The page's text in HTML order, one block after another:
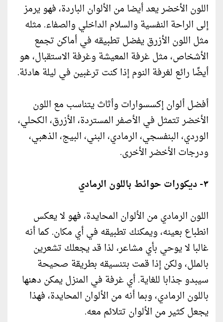
اللون الأخضر يعد أيضا من الألوان الباردة، فهو يرمز
إلى الراحة النفسية والسلام الداخلي والصفاء. مثله
مثل اللون الأزرق يفضل تطبيقه في أماكن تجمع
الأشخاص، مثل غرفة المعيشة وغرفة الاستقبال، هو
أيضًا رائع لغرفة النوم إذا كنت ترغبين في ليلة هادئة.
أفضل ألوان إكسسوارات وأثاث يتناسب مع اللون
الأخضر تتمثل في الأصفر المستردة، الأزرق، الكحلي،
الوردي، البنفسجي، الرمادي، البني، البيج، الذهبي،
ودرجات الأخضر الأخرى.
٣- ديكورات حوائط باللون الرمادي
اللون الرمادي من الألوان المحايدة، فهو لا يعكس
انطباع بعينه، ويمكنك تطبيقه في أي مكان. كما أنه
غالبا لا يوحي بأي مشاعر، لذا قد يجعلك تشعرين
بالملل، ولكن إذا قمت بتنسيقه بطريقة صحيحة
سيبدو جذابا للغاية. أي غرفة في المنزل يمكن دهنها
باللون الرمادي، وبما أنه من الألوان المحايدة، فهذا
يجعل كثير من الألوان تتلائم معه.